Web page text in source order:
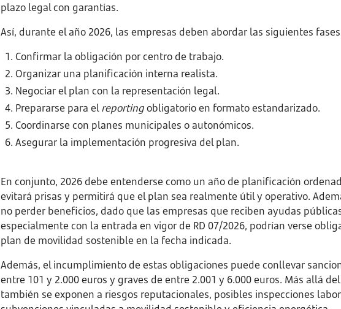
plazo legal con garantías.
Así, durante el año 2026, las empresas deben abordar las siguientes
Confirmar la obligación por centro de trabajo.
Organizar una planificación interna realista.
Negociar el plan con la representación legal.
Prepararse para elreportingobligatorio en formato estandarizado.
Coordinarse con planes municipales o autonómicos.
Asegurar la implementación progresiva del plan.
En conjunto, 2026 debe entenderse como un año de planificación
evitará prisas y permitirá que el plan sea realmente útil y operativo.
no perder beneficios, dado que las empresas que reciben ayudas
especialmente con la entrada en vigor de RD 07/2026, podrían verse
plan de movilidad sostenible en la fecha indicada.
Además, el incumplimiento de estas obligaciones puede conllevar
entre 101 y 2.000 euros y graves de entre 2.001 y 6.000 euros. Más allá
también se exponen a riesgos reputacionales, posibles inspecciones